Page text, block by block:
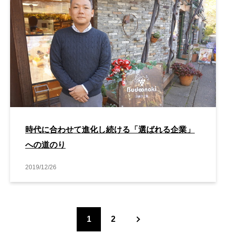
時代に合わせて進化し続ける「選ばれる企業」
への道のり
2019/12/26
1 2